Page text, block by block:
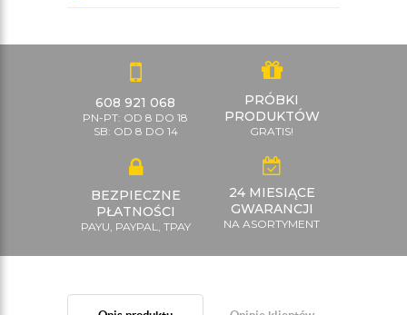
608 921 068
PN-PT: OD 8 DO 18
SB: OD 8 DO 14
PRÓBKI
PRODUKTÓW
GRATIS!
BEZPIECZNE
PŁATNOŚCI
PAYU, PAYPAL, TPAY
24 MIESIĄCE
GWARANCJI
NA ASORTYMENT